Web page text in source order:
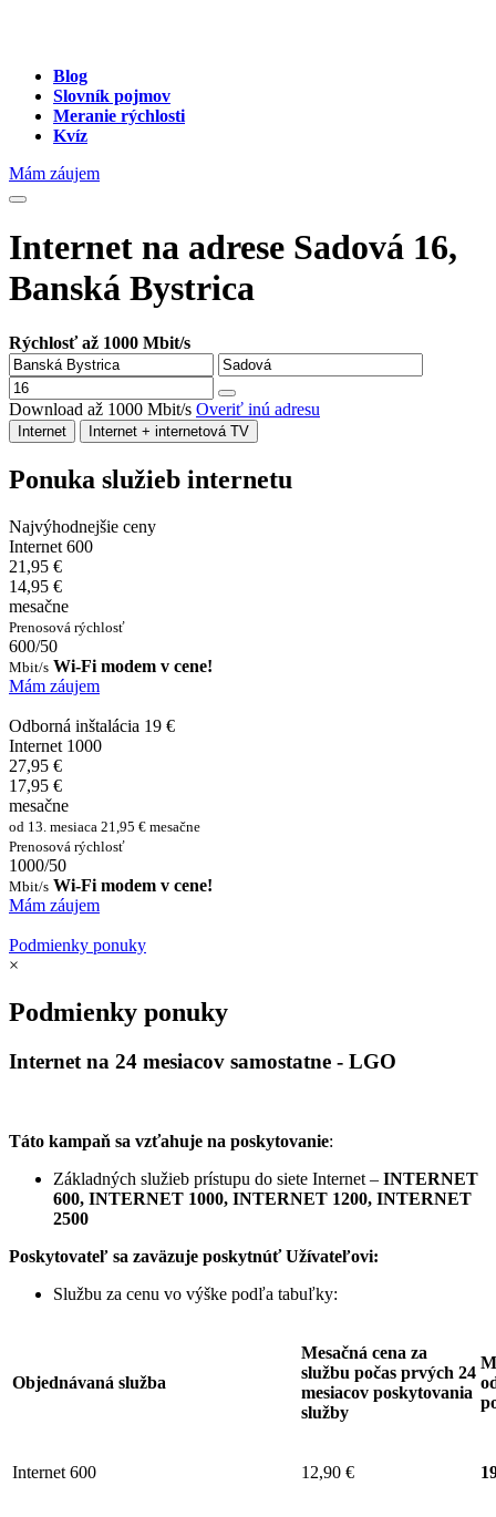
Blog
Slovník pojmov
Meranie rýchlosti
Kvíz
Mám záujem
Internet na adrese Sadová 16,
Banská Bystrica
Rýchlosť až 1000 Mbit/s
Download až 1000 Mbit/s Overiť inú adresu
Internet Internet + internetová TV
Ponuka služieb internetu
Najvýhodnejšie ceny
Internet 600
21,95 €
14,95 €
mesačne
Prenosová rýchlosť
600/50
Mbit/s Wi-Fi modem v cene!
Mám záujem
Odborná inštalácia 19 €
Internet 1000
27,95 €
17,95 €
mesačne
od 13. mesiaca 21,95 € mesačne
Prenosová rýchlosť
1000/50
Mbit/s Wi-Fi modem v cene!
Mám záujem
Podmienky ponuky
×
Podmienky ponuky
Internet na 24 mesiacov samostatne - LGO
Táto kampaň sa vzťahuje na poskytovanie:
Základných služieb prístupu do siete Internet – INTERNET
600, INTERNET 1000, INTERNET 1200, INTERNET
2500
Poskytovateľ sa zaväzuje poskytnúť Užívateľovi:
Službu za cenu vo výške podľa tabuľky:
Objednávaná služba
Mesačná cena za
službu počas prvých 24
mesiacov poskytovania
služby
Internet 600 12,90 €